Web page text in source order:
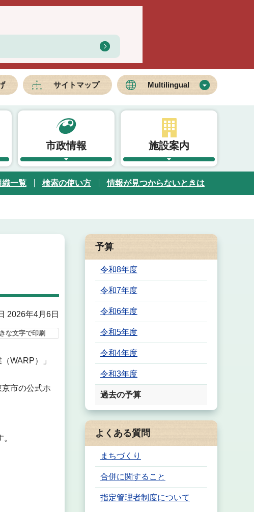
サイトマップ Multilingual
市政情報 施設案内
織一覧 検索の使い方 情報が見つからないときは
2026年4月6日
な文字で印刷
WARP）」
市の公式ホ
予算
令和8年度
令和7年度
令和6年度
令和5年度
令和4年度
令和3年度
過去の予算
よくある質問
まちづくり
合併に関すること
指定管理者制度について